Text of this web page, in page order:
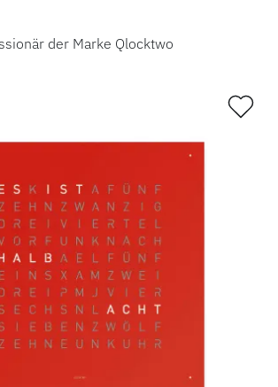
PRE-OWNED
der Marke Qlocktwo